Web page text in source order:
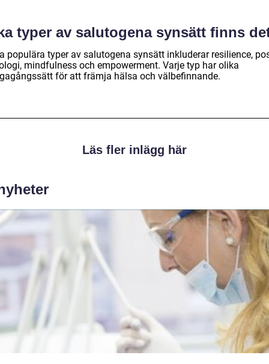
typer av salutogena synsätt finns
populära typer av salutogena synsätt inkluderar resilience,
mindfulness och empowerment. Varje typ har olika
för att främja hälsa och välbefinnande.
Läs fler inlägg här